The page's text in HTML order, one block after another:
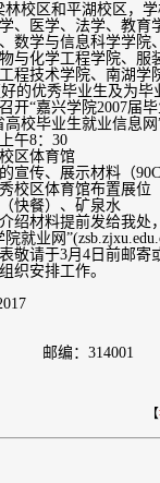
校区和平湖校区，学
、医学、法学、教育
数学与信息科学学院
与化学工程学院、服
程技术学院、南湖学
的优秀毕业生及为毕
开“嘉兴学院2007届
高校毕业生就业信息
午8：30
区体育馆
宣传、展示材料（
校区体育馆布置展位
快餐）、矿泉水
绍材料提前发给我处
就业网
敬请于3月4日前邮寄
织安排工作。
邮编：314001
【